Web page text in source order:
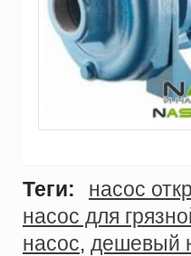
Теги: насос
насос для
насос, дешевый